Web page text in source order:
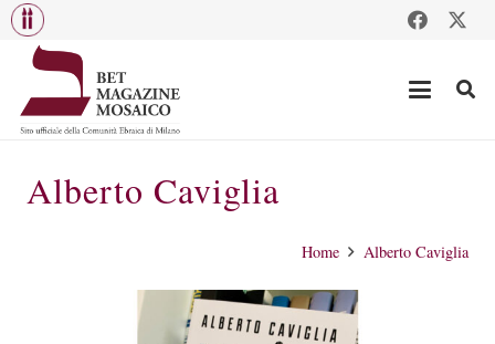
Alberto Caviglia
Home Alberto Caviglia